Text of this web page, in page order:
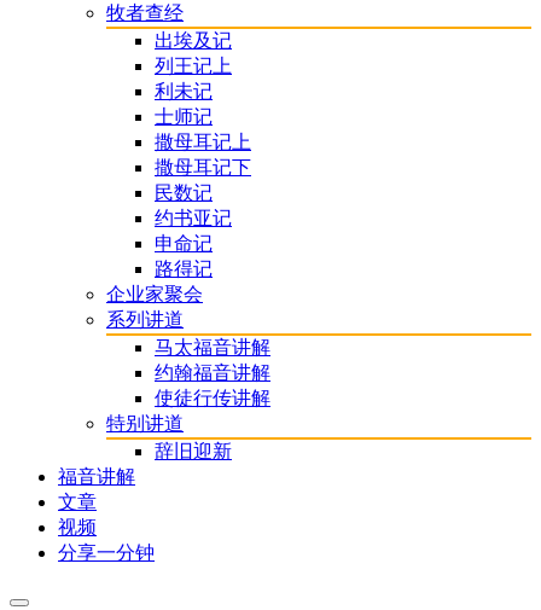
牧者查经
出埃及记
列王记上
利未记
士师记
撒母耳记上
撒母耳记下
民数记
约书亚记
申命记
路得记
企业家聚会
系列讲道
马太福音讲解
约翰福音讲解
使徒行传讲解
特别讲道
辞旧迎新
福音讲解
文章
视频
分享一分钟